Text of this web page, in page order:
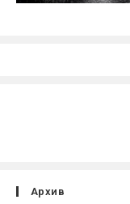
Архив